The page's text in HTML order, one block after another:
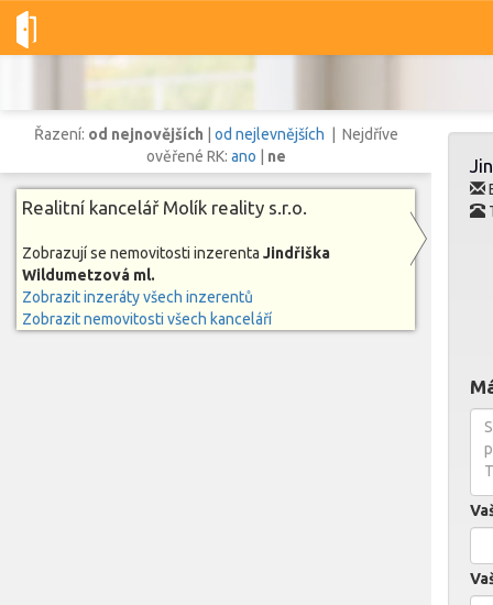
Dobré-nemovitosti.cz Molík reality s.r.o. Jindřiška
Pozemky
Lokalita
Lokalita
Lokalita
Řazení: od nejnovějších od nejlevnějších | Nejdříve
ověřené RK: ano ne
Realitní kancelář Molík reality s.r.o.
Zobrazují se nemovitosti inzerenta Jindřiška
Wildumetzová ml.
Zobrazit inzeráty všech inzerentů
Zobrazit nemovitosti všech kanceláří